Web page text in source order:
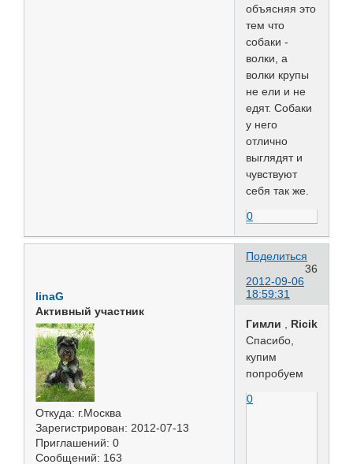
объясняя это
тем что
собаки -
волки, а
волки крупы
не ели и не
едят. Собаки
у него
отлично
выглядят и
чувствуют
себя так же.
0
Поделиться
36
2012-09-06
18:59:31
linaG
Активный участник
Откуда: г.Москва
Зарегистрирован: 2012-07-13
Приглашений: 0
Сообщений: 163
Гимли
Ricik
Спасибо,
купим
попробуем
0